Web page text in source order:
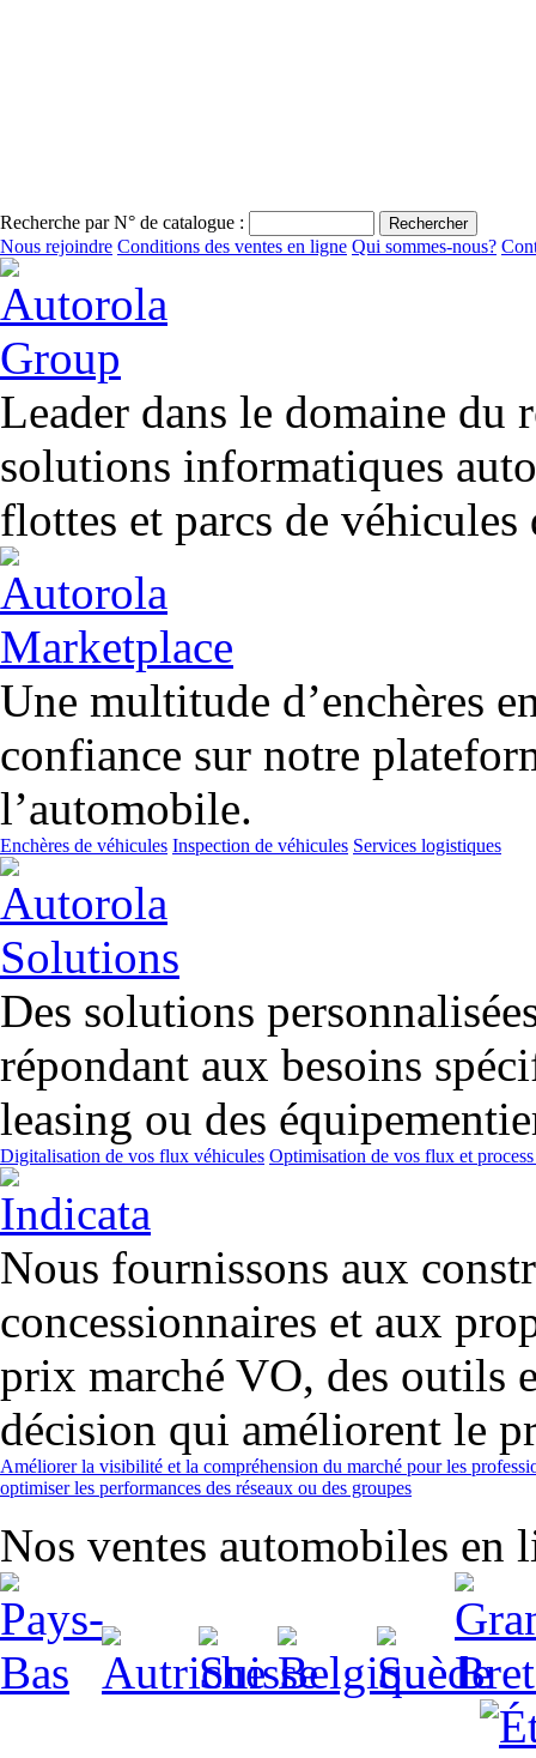
Recherche par N° de catalogue :
Nous rejoindre Conditions des ventes en ligne Qui sommes-nous?
Leader dans le domaine du
solutions informatiques
flottes et parcs de véhicules
Une multitude d’enchères
confiance sur notre
l’automobile.
Enchères de véhicules Inspection de véhicules Services logistiques
Des solutions
répondant aux besoins
leasing ou des
Digitalisation de vos flux véhicules Optimisation de vos flux et
Nous fournissons aux
concessionnaires et aux
prix marché VO, des outils
décision qui améliorent le
Améliorer la visibilité et la compréhension du marché pour les
optimiser les performances des réseaux ou des groupes
Nos ventes automobiles